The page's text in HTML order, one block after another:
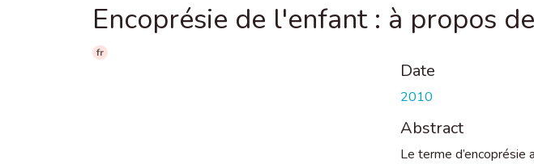
Encoprésie de l'enfant : à propos
fr
Date
2010
Abstract
Le terme